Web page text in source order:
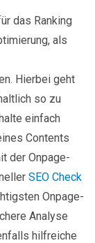
das Ranking
als
Hierbei geht
so zu
einfach
Contents
der Onpage-
SEO Check
Onpage-
Analyse
hilfreiche